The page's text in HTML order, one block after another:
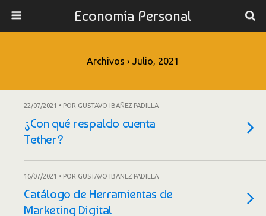
Economía Personal
Archivos › Julio, 2021
22/07/2021 • POR GUSTAVO IBAÑEZ PADILLA
¿Con qué respaldo cuenta
Tether?
16/07/2021 • POR GUSTAVO IBAÑEZ PADILLA
Catálogo de Herramientas de
Marketing Digital